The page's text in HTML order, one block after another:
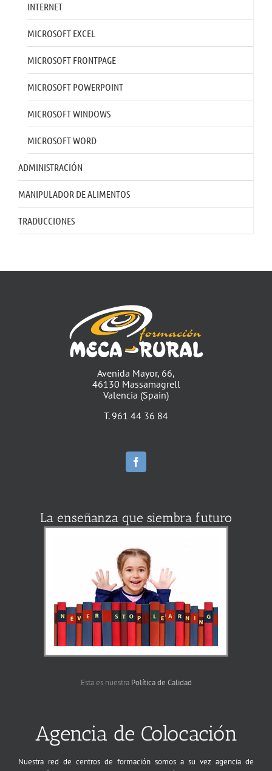
INTERNET
MICROSOFT EXCEL
MICROSOFT FRONTPAGE
MICROSOFT POWERPOINT
MICROSOFT WINDOWS
MICROSOFT WORD
ADMINISTRACIÓN
MANIPULADOR DE ALIMENTOS
TRADUCCIONES
Avenida Mayor, 66,
46130 Massamagrell
Valencia (Spain)
T. 961 44 36 84
La enseñanza que siembra futuro
Esta es nuestra Política de Calidad
Agencia de Colocación
Nuestra red de centros de formación somos a su vez agencia de